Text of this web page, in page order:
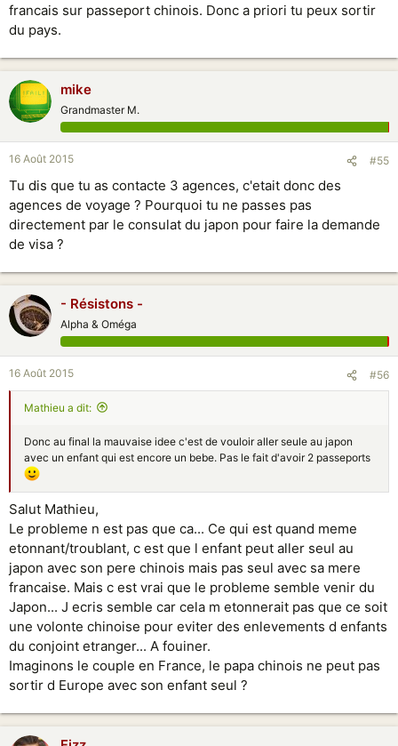
francais sur passeport chinois. Donc a priori tu peux sortir
du pays.
mike
Grandmaster M.
16 Août 2015 #55
Tu dis que tu as contacte 3 agences, c'etait donc des
agences de voyage ? Pourquoi tu ne passes pas
directement par le consulat du japon pour faire la demande
de visa ?
- Résistons -
Alpha & Oméga
16 Août 2015 #56
Mathieu a dit:
Donc au final la mauvaise idee c'est de vouloir aller seule au japon
avec un enfant qui est encore un bebe. Pas le fait d'avoir 2 passeports
Salut Mathieu,
Le probleme n est pas que ca... Ce qui est quand meme
etonnant/troublant, c est que l enfant peut aller seul au
japon avec son pere chinois mais pas seul avec sa mere
francaise. Mais c est vrai que le probleme semble venir du
Japon... J ecris semble car cela m etonnerait pas que ce soit
une volonte chinoise pour eviter des enlevements d enfants
du conjoint etranger... A fouiner.
Imaginons le couple en France, le papa chinois ne peut pas
sortir d Europe avec son enfant seul ?